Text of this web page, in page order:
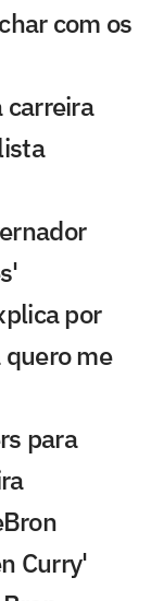
com os
carreira
por
me
para
Curry'